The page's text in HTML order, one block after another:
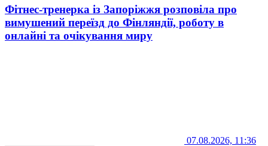
Фітнес-тренерка із Запоріжжя розповіла про
вимушений переїзд до Фінляндії, роботу в
онлайні та очікування миру
07.08.2026, 11:36